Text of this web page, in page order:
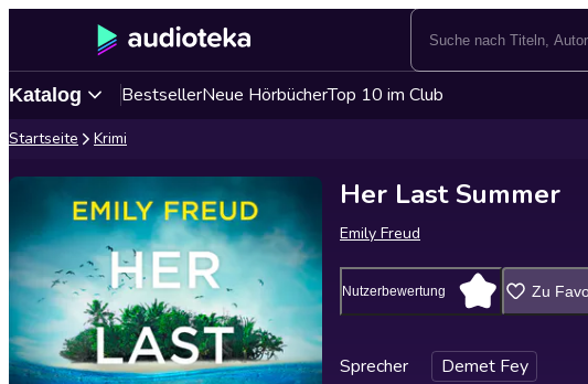
Katalog BestsellerNeue HörbücherTop 10 im Club
Startseite Krimi
Her Last Summer
Emily Freud
Nutzerbewertung Zu
Sprecher
Demet Fey